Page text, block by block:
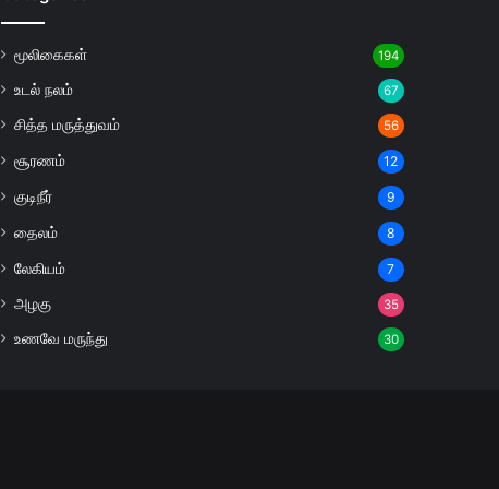
மூலிகைகள் 194
உடல் நலம் 67
சித்த மருத்துவம் 56
சூரணம் 12
குடிநீர் 9
தைலம் 8
லேகியம் 7
அழகு 35
உணவே மருந்து 30